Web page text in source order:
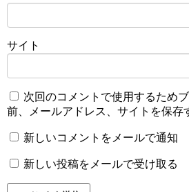
サイト
次回のコメントで使用するため
前、メールアドレス、サイトを保存
新しいコメントをメールで通知
新しい投稿をメールで受け取る